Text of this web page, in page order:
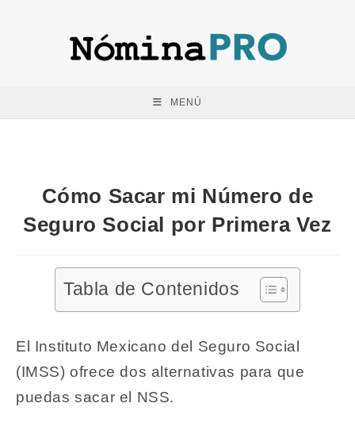
MENÚ
Cómo Sacar mi Número de
Seguro Social por Primera Vez
Tabla de Contenidos
El Instituto Mexicano del Seguro Social
(IMSS) ofrece dos alternativas para que
puedas sacar el NSS.